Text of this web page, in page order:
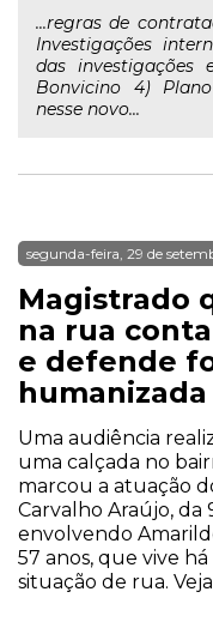
...regras de
Investigações
das
Bonvicino 4)
nesse novo...
segunda-feira, 29 de
Magistrado
na rua
e defende
Uma audiência
uma calçada no
marcou a atuação
Carvalho Araújo, da
envolvendo
57 anos, que vive
situação de rua. Veja